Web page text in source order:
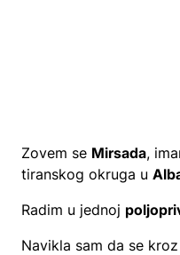
Zovem se Mirsada,
tiranskog okruga u
Radim u jednoj
Navikla sam da se